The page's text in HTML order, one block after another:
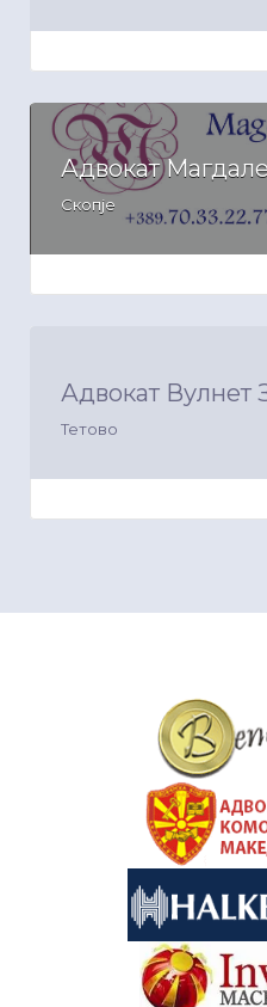
Адвокат
Скопје
Адвокат Вулнет
Тетово